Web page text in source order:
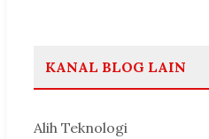
KANAL BLOG LAIN
Alih Teknologi